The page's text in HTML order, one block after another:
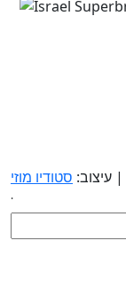
| עיצוב: סטודיו מוזי
.